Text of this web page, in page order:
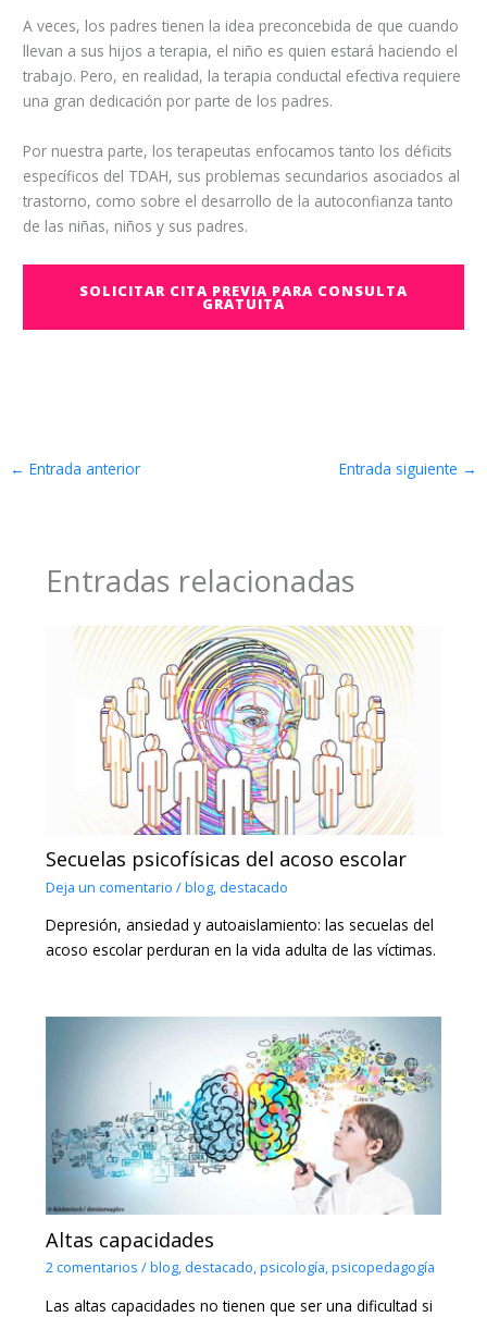
A veces, los padres tienen la idea preconcebida de que cuando
llevan a sus hijos a terapia, el niño es quien estará haciendo el
trabajo. Pero, en realidad, la terapia conductal efectiva requiere
una gran dedicación por parte de los padres.
Por nuestra parte, los terapeutas enfocamos tanto los déficits
específicos del TDAH, sus problemas secundarios asociados al
trastorno, como sobre el desarrollo de la autoconfianza tanto
de las niñas, niños y sus padres.
SOLICITAR CITA PREVIA PARA CONSULTA
GRATUITA
← Entrada anterior Entrada siguiente →
Entradas relacionadas
Secuelas psicofísicas del acoso escolar
Deja un comentario /blog, destacado
Depresión, ansiedad y autoaislamiento: las secuelas del
acoso escolar perduran en la vida adulta de las víctimas.
Altas capacidades
2 comentarios /blog, destacado,psicología,psicopedagogía
Las altas capacidades no tienen que ser una dificultad si